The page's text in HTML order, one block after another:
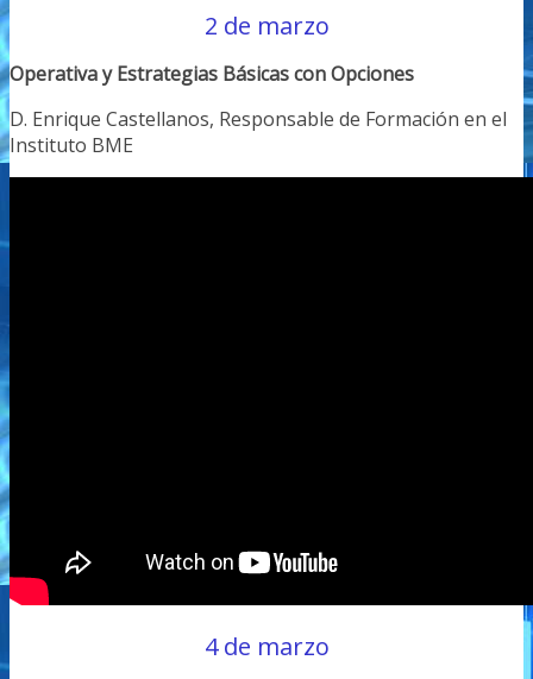
2 de marzo
Operativa y Estrategias Básicas con Opciones
D. Enrique Castellanos, Responsable de Formación en el
Instituto BME
4 de marzo